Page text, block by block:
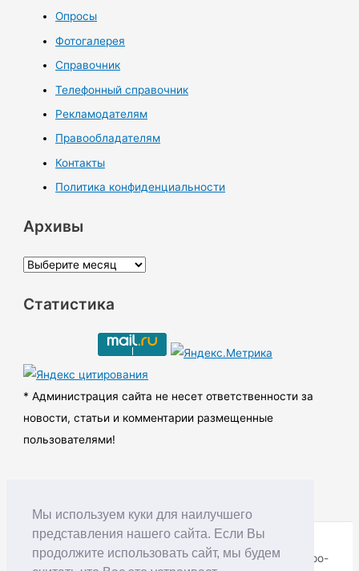
Мы используем куки для наилучшего
представления нашего сайта. Если Вы
продолжите использовать сайт, мы будем
Опросы
Фотогалерея
Справочник
Телефонный справочник
Рекламодателям
Правообладателям
Контакты
Политика конфиденциальности
Архивы
А
х
ы
Статистика
* Администрация сайта не несет ответственности за
новости, статьи и комментарии размещенные
пользователями!
Copyright © RUDNIK.MOBI 28.06.2008 - 2026 | Северо-